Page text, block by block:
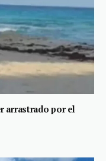
arrastrado por el